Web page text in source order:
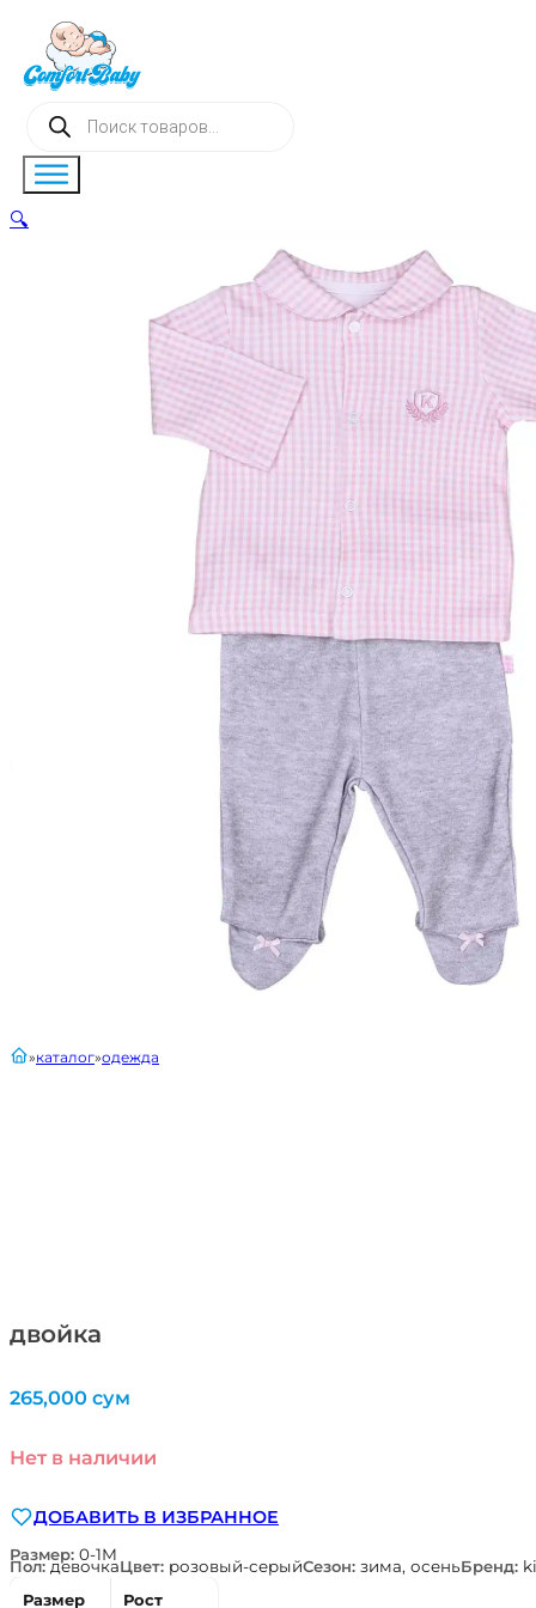
Поиск
товаров
двойка
главнаякаталог одежда
265,000 сум
Нет в наличии
ДОБАВИТЬ В ИЗБРАННОЕ
Размер: 0-1М
Пол:девочкаЦвет: розовый-серыйСезон: зима, осеньБренд:
Размер
Рост
🔍